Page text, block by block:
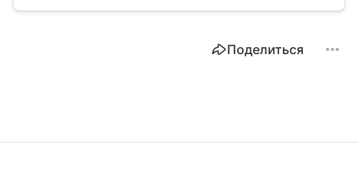
Поделиться